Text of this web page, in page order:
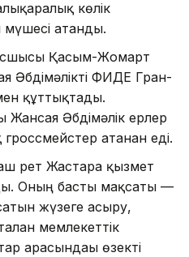
көлік
атанды.
Қасым-Жомарт
Әбдімәлікті ФИДЕ Гран-
құттықтады.
Әбдімәлік ерлер
атанған еді.
рет Жастарға қызмет
Оның басты мақсаты —
жүзеге асыру,
мемлекеттік
арасындағы өзекті